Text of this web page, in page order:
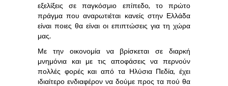
εξελίξεις σε παγκόσμιο επίπεδο, το πρώτο
πράγμα που αναρωτιέται κανείς στην Ελλάδα
είναι ποιες θα είναι οι επιπτώσεις για τη χώρα
μας.
Με την οικονομία να βρίσκεται σε διαρκή
μνημόνια και με τις αποφάσεις να περνούν
πολλές φορές και από τα Ηλύσια Πεδία, έχει
ιδιαίτερο ενδιαφέρον να δούμε προς τα πού θα